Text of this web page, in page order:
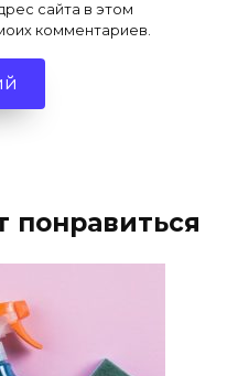
сайта в этом
комментариев.
понравиться